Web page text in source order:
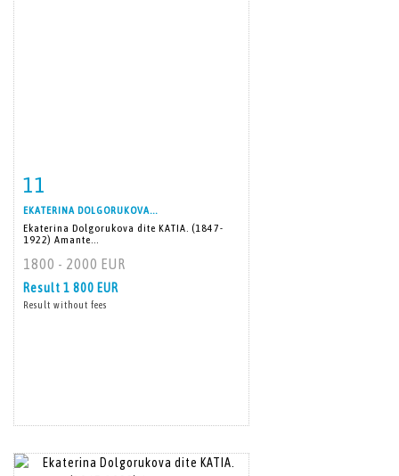
11
EKATERINA DOLGORUKOVA...
Ekaterina Dolgorukova dite KATIA. (1847-
1922) Amante...
1800 - 2000 EUR
Result 1 800 EUR
Result without fees